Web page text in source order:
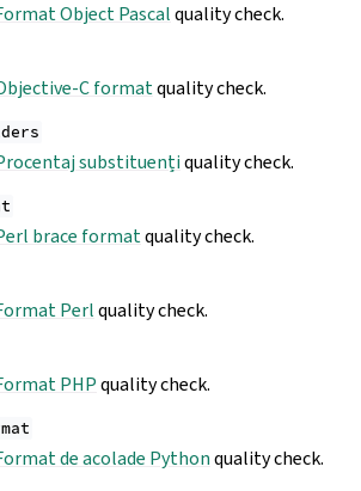
Object Pascalquality check.
C formatquality check.
substituențiquality check.
brace formatquality check.
Perlquality check.
PHPquality check.
de acolade Pythonquality check.